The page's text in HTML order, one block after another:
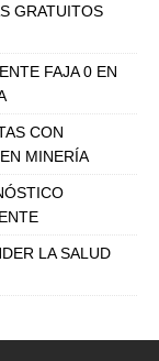
GRATUITOS
FAJA 0 EN
CON
MINERÍA
LA SALUD